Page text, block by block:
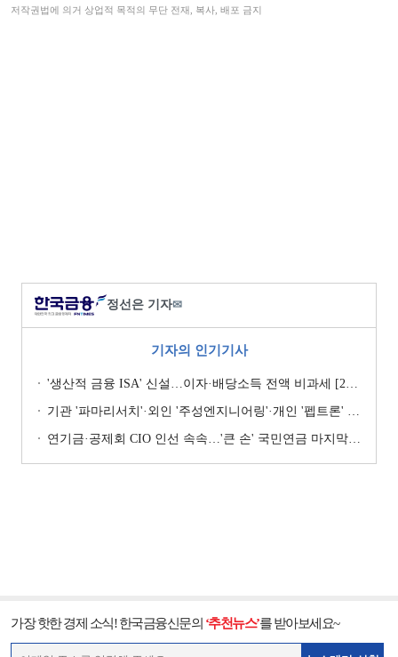
저작권법에 의거 상업적 목적의 무단 전재, 복사, 배포 금지
정선은 기자✉
기자의 인기기사
'생산적 금융 ISA' 신설…이자·배당소득 전액 비과세 [2026 세제개편안]
기관 '파마리서치'·외인 '주성엔지니어링'·개인 '펩트론' 1위 [주간 코스닥 순매수- 2026년 7월27일~7월31일]
연기금·공제회 CIO 인선 속속…'큰 손' 국민연금 마지막 타자
가장 핫한 경제 소식! 한국금융신문의 ‘추천뉴스’를 받아보세요~